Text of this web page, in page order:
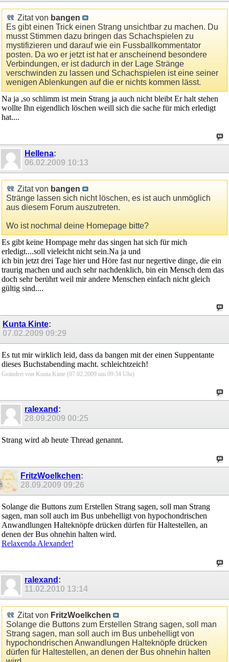
Zitat von bangen
Es gibt einen Trick einen Strang unsichtbar zu machen. Du
musst Stimmen dazu bringen das Schachspielen zu
mystifizieren und darauf wie ein Fussballkommentator
posten. Da wo er jetzt ist hat er anscheinend besondere
Verbindungen, er ist dadurch in der Lage Stränge
verschwinden zu lassen und Schachspielen ist eine seiner
wenigen Ablenkungen auf die er nichts kommen lässt.
Na ja ,so schlimm ist mein Strang ja auch nicht bleibt Er halt stehen
wollte Ihn eigendlich löschen weill sich die sache für mich erledigt
hat....
Hellena:
06.02.2009 10:13
Zitat von bangen
Stränge lassen sich nicht löschen, es ist auch unmöglich
aus diesem Forum auszutreten.
Wo ist nochmal deine Homepage bitte?
Es gibt keine Hompage mehr das singen hat sich für mich
erledigt....soll vieleicht nicht sein.Na ja und
ich bin jetzt drei Tage hier und Höre fast nur negertive dinge, die ein
traurig machen und auch sehr nachdenklich, bin ein Mensch dem das
doch sehr berührt weil mir andere Menschen einfach nicht gleich
gültig sind....
Kunta Kinte:
07.02.2009 09:29
Es tut mir wirklich leid, dass da bangen mit der einen Suppentante
dieses Buchstabending macht. schleichtzeich!
Geändert von Kunta Kinte (07.02.2009 um 09:34 Uhr)
ralexand :
28.09.2009 00:25
Strang wird ab heute Thread genannt.
FritzWoelkchen:
28.09.2009 09:26
Solange die Buttons zum Erstellen Strang sagen, soll man Strang
sagen, man soll auch im Bus unbehelligt von hypochondrischen
Anwandlungen Halteknöpfe drücken dürfen für Haltestellen, an
denen der Bus ohnehin halten wird.
Relaxenda Alexander!
ralexand :
11.02.2010 13:14
Zitat von FritzWoelkchen
Solange die Buttons zum Erstellen Strang sagen, soll man
Strang sagen, man soll auch im Bus unbehelligt von
hypochondrischen Anwandlungen Halteknöpfe drücken
dürfen für Haltestellen, an denen der Bus ohnehin halten